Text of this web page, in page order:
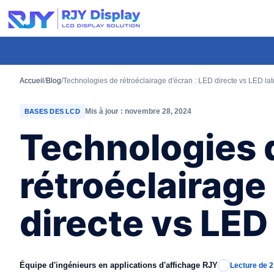
Hauteur
personnalisée
la
fenêtre
Accueil /Blog/Technologies de rétroéclairage d'écran : LED directe vs LED
BASES DES LCD Mis à jour : novembre 28, 2024
Technologies
rétroéclairage
directe vs
Équipe d'ingénieurs en applications d'affichage RJY Lecture de